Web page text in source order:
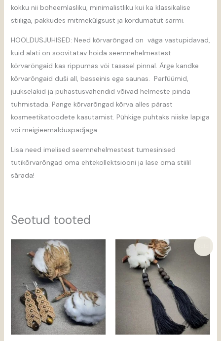
kokku nii boheemlasliku, minimalistliku kui ka klassikalise
stiiliga, pakkudes mitmekülgsust ja kordumatut sarmi.
HOOLDUSJUHISED: Need kõrvarõngad on väga vastupidavad,
kuid alati on soovitatav hoida seemnehelmestest
kõrvarõngaid kas rippumas või tasasel pinnal. Ärge kandke
kõrvarõngaid duši all, basseinis ega saunas. Parfüümid,
juukselakid ja puhastusvahendid võivad helmeste pinda
tuhmistada. Pange kõrvarõngad kõrva alles pärast
kosmeetikatoodete kasutamist. Pühkige puhtaks niiske lapiga
või meigieemalduspadjaga.
Lisa need imelised seemnehelmestest tumesinised
tutikõrvarõngad oma ehtekollektsiooni ja lase oma stiilil
särada!
Seotud tooted
Algne
hind
oli:
30,00 €.
Praegune
hind